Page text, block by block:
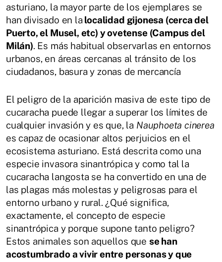
asturiano, la mayor parte de los ejemplares se
han divisado en la localidad gijonesa (cerca del
Puerto, el Musel, etc) y ovetense (Campus del
Milán). Es más habitual observarlas en entornos
urbanos, en áreas cercanas al tránsito de los
ciudadanos, basura y zonas de mercancía
El peligro de la aparición masiva de este tipo de
cucaracha puede llegar a superar los límites de
cualquier invasión y es que, la Nauphoeta cinerea
es capaz de ocasionar altos perjuicios en el
ecosistema asturiano. Está descrita como una
especie invasora sinantrópica y como tal la
cucaracha langosta se ha convertido en una de
las plagas más molestas y peligrosas para el
entorno urbano y rural. ¿Qué significa,
exactamente, el concepto de especie
sinantrópica y porque supone tanto peligro?
Estos animales son aquellos que se han
acostumbrado a vivir entre personas y que